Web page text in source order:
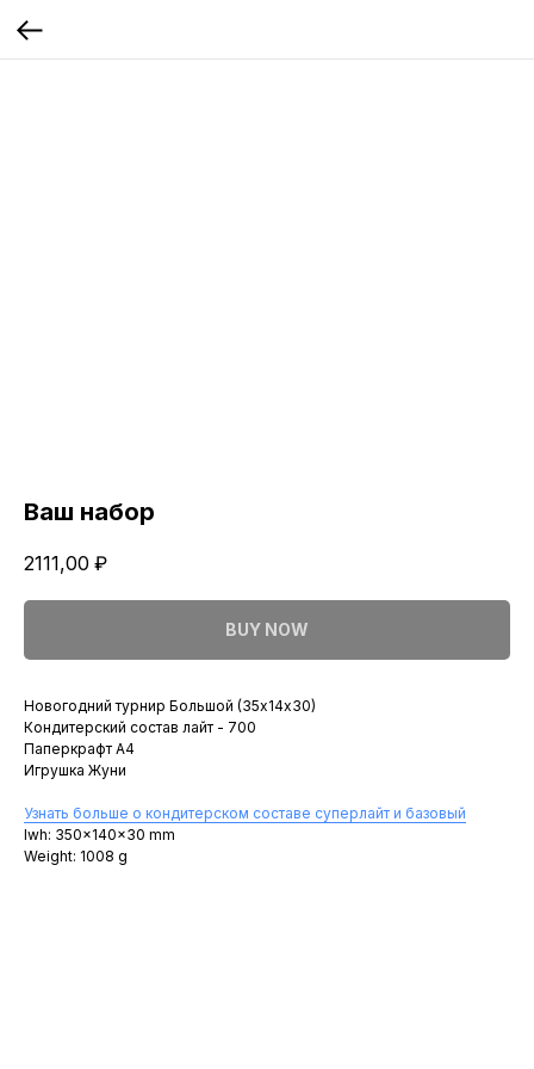
Ваш набор
2111,00 ₽
BUY NOW
Новогодний турнир Большой (35х14х30)
Кондитерский состав лайт - 700
Паперкрафт A4
Игрушка Жуни
Узнать больше о кондитерском составе суперлайт и базовый
lwh: 350x140x30 mm
Weight: 1008 g